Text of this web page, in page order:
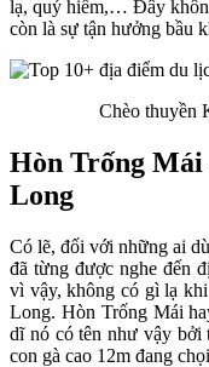
lạ, quý hiếm,… Đây
còn là sự tận hưởng bầu
Chèo thuyền
Hòn Trống
Long
Có lẽ, đối với những ai
đã từng được nghe đến
vì vậy, không có gì lạ
Long. Hòn Trống Mái
dĩ nó có tên như vậy bởi
con gà cao 12m đang